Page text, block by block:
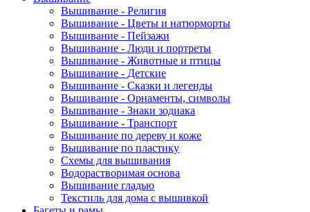
Вышивание - Религия
Вышивание - Цветы и натюрморты
Вышивание - Пейзажи
Вышивание - Люди и портреты
Вышивание - Животные и птицы
Вышивание - Детские
Вышивание - Сказки и легенды
Вышивание - Орнаменты, символы
Вышивание - Знаки зодиака
Вышивание - Транспорт
Вышивание по дереву и коже
Вышивание по пластику
Схемы для вышивания
Водорастворимая основа
Вышивание гладью
Текстиль для дома с вышивкой